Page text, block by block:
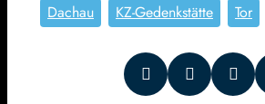
Dachau KZ-Gedenkstätte Tor